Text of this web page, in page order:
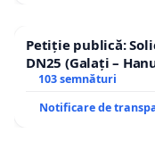
Petiție publică:
DN25 (Galați –
traseului în afara
103 semnături
Notificare de